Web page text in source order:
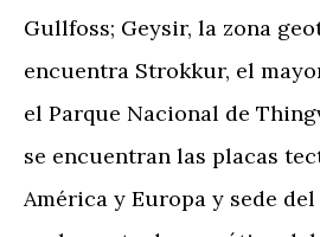
Gullfoss; Geysir, la zona
encuentra Strokkur, el
el Parque Nacional de
se encuentran las placas
América y Europa y sede